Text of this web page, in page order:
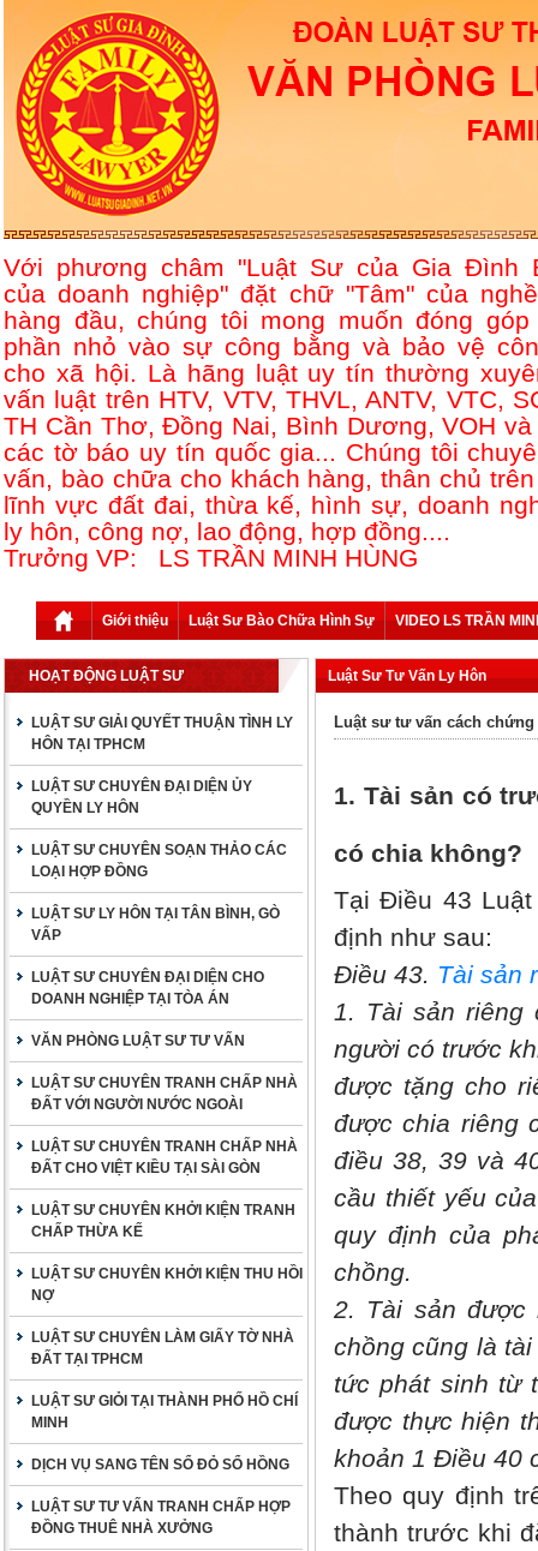
Với phương châm "Luật Sư của Gia Đình
của doanh nghiệp" đặt chữ "Tâm" của
hàng đầu, chúng tôi mong muốn đóng góp
phần nhỏ vào sự công bằng và bảo vệ
cho xã hội. Là hãng luật uy tín thường
vấn luật trên HTV, VTV, THVL, ANTV, VTC,
TH Cần Thơ, Đồng Nai, Bình Dương, VOH và
các tờ báo uy tín quốc gia... Chúng tôi
vấn, bào chữa cho khách hàng, thân chủ
lĩnh vực đất đai, thừa kế, hình sự, doanh
ly hôn, công nợ, lao động, hợp đồng....
Trưởng VP: LS TRẦN MINH HÙNG
Giới thiệu Luật Sư Bào Chữa Hình Sự VIDEO LS TRẦN
HOẠT ĐỘNG LUẬT SƯ
LUẬT SƯ GIẢI QUYẾT THUẬN TÌNH LY
HÔN TẠI TPHCM
LUẬT SƯ CHUYÊN ĐẠI DIỆN ỦY
QUYỀN LY HÔN
LUẬT SƯ CHUYÊN SOẠN THẢO CÁC
LOẠI HỢP ĐỒNG
LUẬT SƯ LY HÔN TẠI TÂN BÌNH, GÒ
VẤP
LUẬT SƯ CHUYÊN ĐẠI DIỆN CHO
DOANH NGHIỆP TẠI TÒA ÁN
VĂN PHÒNG LUẬT SƯ TƯ VẤN
LUẬT SƯ CHUYÊN TRANH CHẤP NHÀ
ĐẤT VỚI NGƯỜI NƯỚC NGOÀI
LUẬT SƯ CHUYÊN TRANH CHẤP NHÀ
ĐẤT CHO VIỆT KIỀU TẠI SÀI GÒN
LUẬT SƯ CHUYÊN KHỞI KIỆN TRANH
CHẤP THỪA KẾ
LUẬT SƯ CHUYÊN KHỞI KIỆN THU HỒI
NỢ
LUẬT SƯ CHUYÊN LÀM GIẤY TỜ NHÀ
ĐẤT TẠI TPHCM
LUẬT SƯ GIỎI TẠI THÀNH PHỐ HỒ CHÍ
MINH
DỊCH VỤ SANG TÊN SỔ ĐỎ SỔ HỒNG
LUẬT SƯ TƯ VẤN TRANH CHẤP HỢP
ĐỒNG THUÊ NHÀ XƯỞNG
Luật Sư Tư Vấn Ly Hôn
Luật sư tư vấn cách
1. Tài sản có
có chia không?
Tại Điều 43
định như sau:
Điều 43. Tài sản
1. Tài sản riêng
người có trước
được tặng cho
được chia riêng
điều 38, 39 và
cầu thiết yếu
quy định của
chồng.
2. Tài sản được
chồng cũng là
tức phát sinh từ
được thực hiện
khoản 1 Điều 40
Theo quy định
thành trước khi